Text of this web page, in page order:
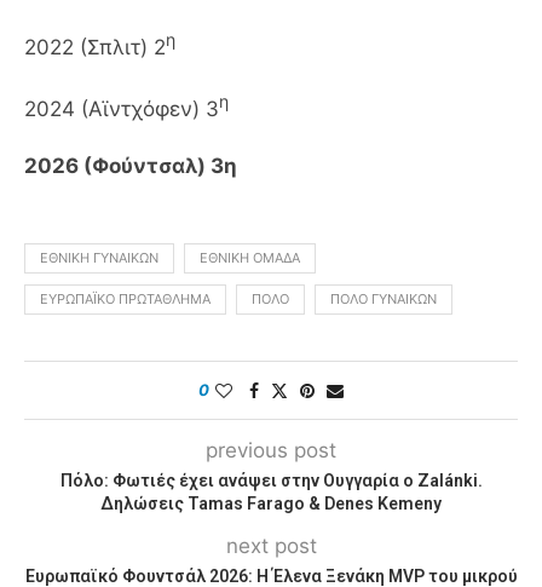
2022 (Σπλιτ) 2η
2024 (Αϊντχόφεν) 3η
2026 (Φούντσαλ) 3η
ΕΘΝΙΚΉ ΓΥΝΑΙΚΏΝ ΕΘΝΙΚΉ ΟΜΆΔΑ
ΕΥΡΩΠΑΪΚΟ ΠΡΩΤΆΘΛΗΜΑ ΠΌΛΟ ΠΌΛΟ ΓΥΝΑΙΚΏΝ
0
previous post
Πόλο: Φωτιές έχει ανάψει στην Ουγγαρία ο Zalánki.
Δηλώσεις Tamas Farago & Denes Kemeny
next post
Ευρωπαϊκό Φουντσάλ 2026: H Έλενα Ξενάκη MVP του μικρού